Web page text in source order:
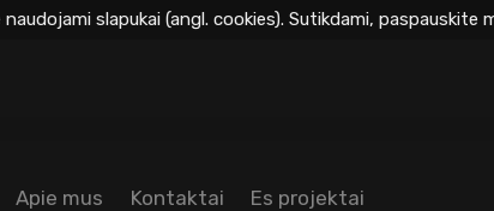
slapukai (angl. cookies). Sutikdami, paspauskite
Apie mus Kontaktai Es projektai